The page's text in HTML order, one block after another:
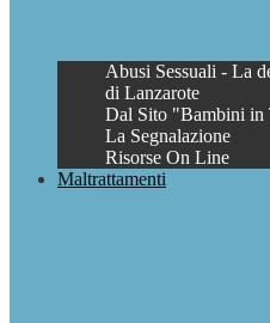
Abusi Sessuali - La
di Lanzarote
Dal Sito "Bambini in
La Segnalazione
Risorse On Line
Maltrattamenti